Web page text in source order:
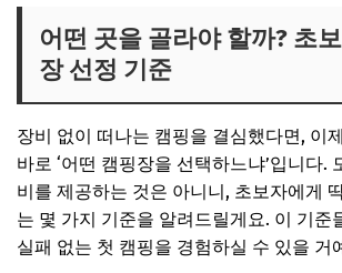
어떤 곳을 골라야 할까? 초
장 선정 기준
장비 없이 떠나는 캠핑을 결심했다면, 이
바로 ‘어떤 캠핑장을 선택하느냐’입니다.
비를 제공하는 것은 아니니, 초보자에게
는 몇 가지 기준을 알려드릴게요. 이 기준
실패 없는 첫 캠핑을 경험하실 수 있을 거